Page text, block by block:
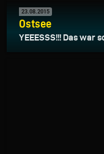
23.08.2015
Ostsee
YEEESSS!!! Das war